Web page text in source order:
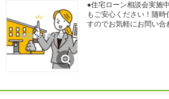
●住宅ローン相談会実施
もご安心ください！随
すのでお気軽にお問い合